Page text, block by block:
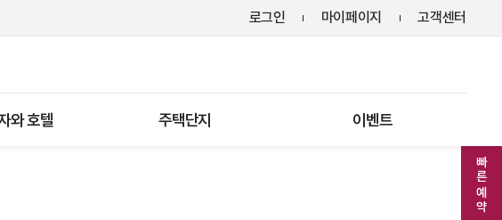
로그인 마이페이지 고객센터
와 호텔 주택단지 이벤트
빠른 예약